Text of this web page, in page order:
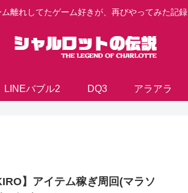
ム離れしてたゲーム好きが、再びやってみた記録
LINEバブル2 DQ3 アラアラ
】アイテム稼ぎ周回(マラソ